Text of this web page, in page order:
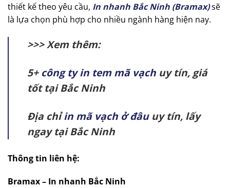
thiết kế theo yêu cầu, In nhanh Bắc Ninh (Bramax)sẽ
là lựa chọn phù hợp cho nhiều ngành hàng hiện nay.
>>> Xem thêm:
5+ công ty in tem mã vạch uy tín, giá
tốt tại Bắc Ninh
Địa chỉin mã vạch ở đâuuy tín, lấy
ngay tại Bắc Ninh
Thông tin liên hệ:
Bramax – In nhanh Bắc Ninh